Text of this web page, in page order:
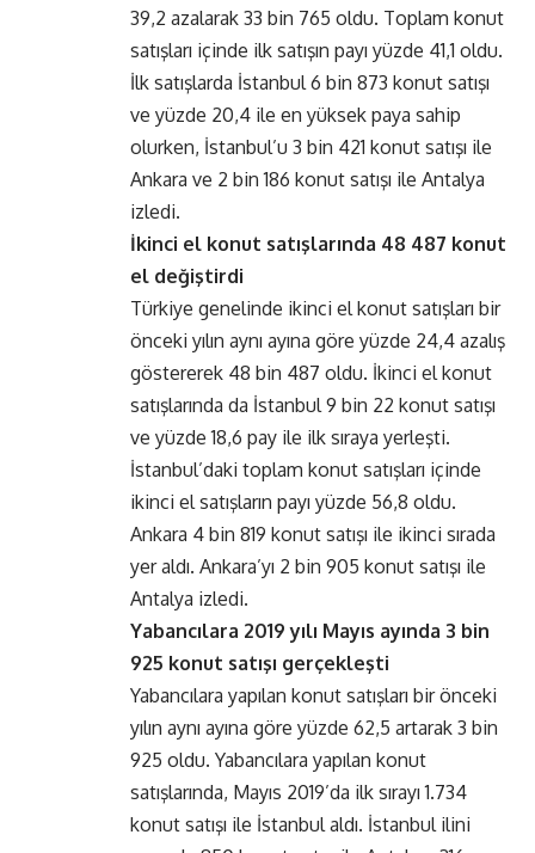
39,2 azalarak 33 bin 765 oldu. Toplam konut
satışları içinde ilk satışın payı yüzde 41,1 oldu.
İlk satışlarda İstanbul 6 bin 873 konut satışı
ve yüzde 20,4 ile en yüksek paya sahip
olurken, İstanbul’u 3 bin 421 konut satışı ile
Ankara ve 2 bin 186 konut satışı ile Antalya
izledi.
İkinci el konut satışlarında 48 487 konut
el değiştirdi
Türkiye genelinde ikinci el konut satışları bir
önceki yılın aynı ayına göre yüzde 24,4 azalış
göstererek 48 bin 487 oldu. İkinci el konut
satışlarında da İstanbul 9 bin 22 konut satışı
ve yüzde 18,6 pay ile ilk sıraya yerleşti.
İstanbul’daki toplam konut satışları içinde
ikinci el satışların payı yüzde 56,8 oldu.
Ankara 4 bin 819 konut satışı ile ikinci sırada
yer aldı. Ankara’yı 2 bin 905 konut satışı ile
Antalya izledi.
Yabancılara 2019 yılı Mayıs ayında 3 bin
925 konut satışı gerçekleşti
Yabancılara yapılan konut satışları bir önceki
yılın aynı ayına göre yüzde 62,5 artarak 3 bin
925 oldu. Yabancılara yapılan konut
satışlarında, Mayıs 2019’da ilk sırayı 1.734
konut satışı ile İstanbul aldı. İstanbul ilini